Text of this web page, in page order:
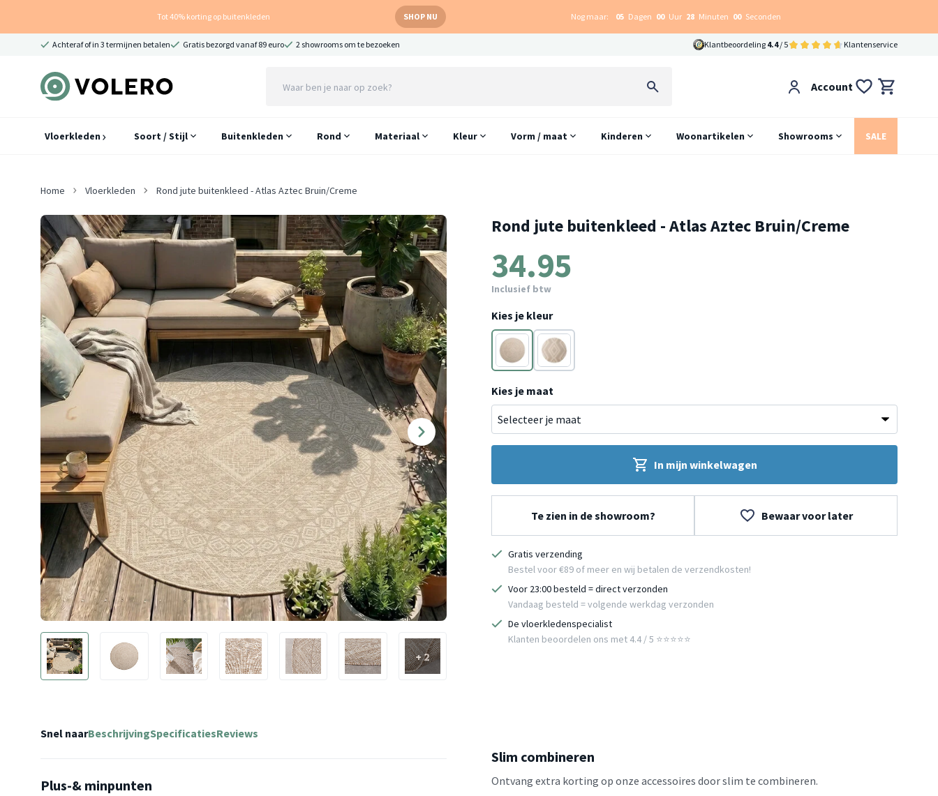
Tot 40% korting op buitenkleden SHOP NU Nog maar: 05 Dagen 00 Uur 27 Minuten 59 Seconden
Achteraf of in 3 termijnen betalen Gratis bezorgd vanaf 89 euro 2 showrooms om te bezoeken Klantbeoordeling 4.4/ 5 Klantenservice
Account
Vloerkleden Soort / Stijl Buitenkleden Rond Materiaal Kleur Vorm / maat Kinderen Woonartikelen Showrooms SALE
Home Vloerkleden Rond jute buitenkleed - Atlas Aztec Bruin/Creme
+ 2
Rond jute buitenkleed - Atlas Aztec Bruin/Creme
34.95
Inclusief btw
Kies je kleur
Bruin
Bruin
Kies je maat
In mijn winkelwagen
Te zien in de showroom? Bewaar voor later
Gratis verzending
Bestel voor €89 of meer en wij betalen de verzendkosten!
Voor 23:00 besteld = direct verzonden
Vandaag besteld = volgende werkdag verzonden
De vloerkledenspecialist
Klanten beoordelen ons met 4.4 / 5 ⭐⭐⭐⭐⭐
Snel naarBeschrijvingSpecificatiesReviews
Plus-& minpunten
Slim combineren
Ontvang extra korting op onze accessoires door slim te combineren.